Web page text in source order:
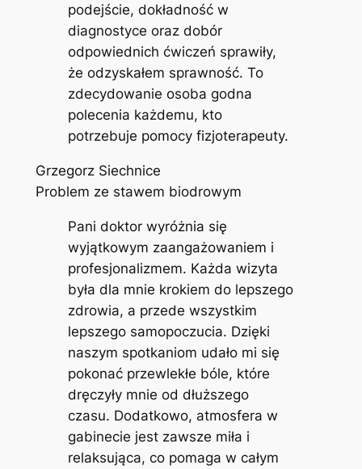
podejście, dokładność w
diagnostyce oraz dobór
odpowiednich ćwiczeń sprawiły,
że odzyskałem sprawność. To
zdecydowanie osoba godna
polecenia każdemu, kto
potrzebuje pomocy fizjoterapeuty.
Grzegorz Siechnice
Problem ze stawem biodrowym
Pani doktor wyróżnia się
wyjątkowym zaangażowaniem i
profesjonalizmem. Każda wizyta
była dla mnie krokiem do lepszego
zdrowia, a przede wszystkim
lepszego samopoczucia. Dzięki
naszym spotkaniom udało mi się
pokonać przewlekłe bóle, które
dręczyły mnie od dłuższego
czasu. Dodatkowo, atmosfera w
gabinecie jest zawsze miła i
relaksująca, co pomaga w całym